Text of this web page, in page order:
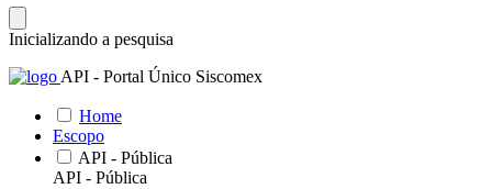
Inicializando a pesquisa
API - Portal Único Siscomex
Home
Escopo
API - Pública
API - Pública